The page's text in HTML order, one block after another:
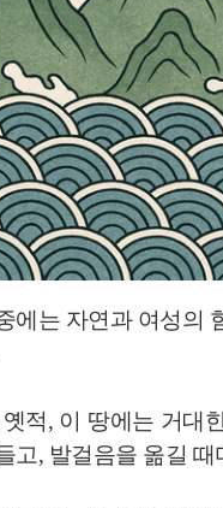
에는 자연과 여성의
옛적, 이 땅에는 거대
고, 발걸음을 옮길